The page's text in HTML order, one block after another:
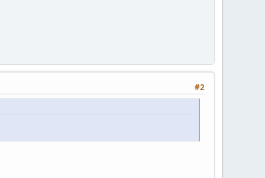
#2